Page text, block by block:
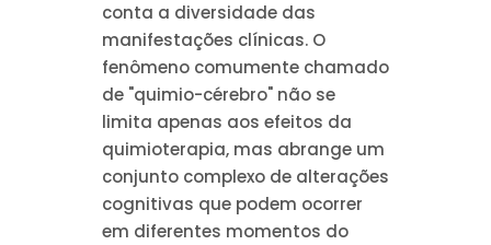
conta a diversidade das
manifestações clínicas. O
fenômeno comumente chamado
de "quimio-cérebro" não se
limita apenas aos efeitos da
quimioterapia, mas abrange um
conjunto complexo de alterações
cognitivas que podem ocorrer
em diferentes momentos do